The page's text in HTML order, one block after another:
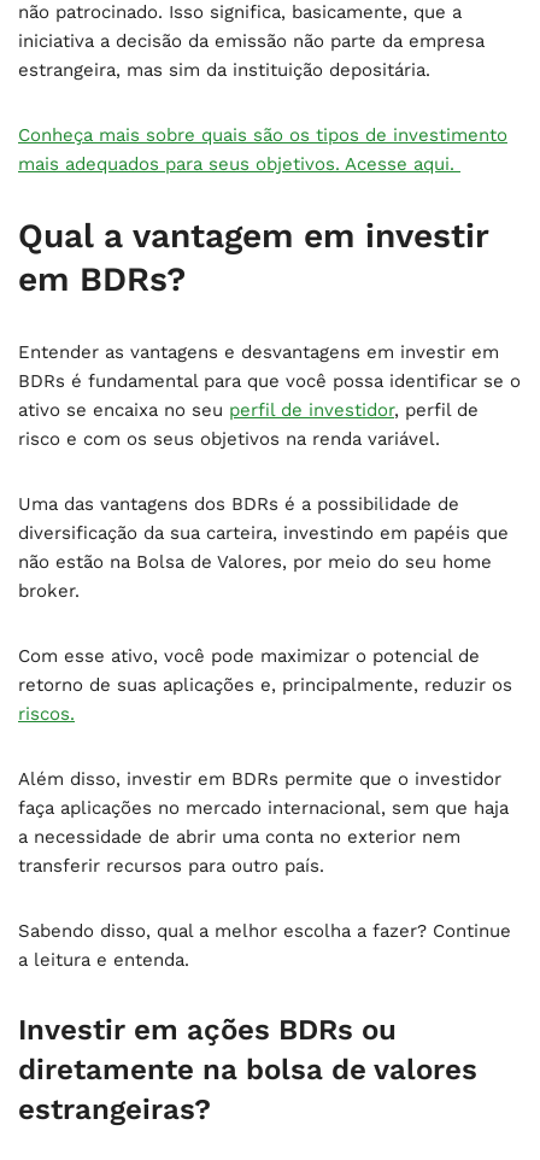
não patrocinado. Isso significa, basicamente, que a
iniciativa a decisão da emissão não parte da empresa
estrangeira, mas sim da instituição depositária.
Conheça mais sobre quais são os tipos de investimento
mais adequados para seus objetivos. Acesse aqui.
Qual a vantagem em investir
em BDRs?
Entender as vantagens e desvantagens em investir em
BDRs é fundamental para que você possa identificar se o
ativo se encaixa no seu perfil de investidor, perfil de
risco e com os seus objetivos na renda variável.
Uma das vantagens dos BDRs é a possibilidade de
diversificação da sua carteira, investindo em papéis que
não estão na Bolsa de Valores, por meio do seu home
broker.
Com esse ativo, você pode maximizar o potencial de
retorno de suas aplicações e, principalmente, reduzir os
riscos.
Além disso, investir em BDRs permite que o investidor
faça aplicações no mercado internacional, sem que haja
a necessidade de abrir uma conta no exterior nem
transferir recursos para outro país.
Sabendo disso, qual a melhor escolha a fazer? Continue
a leitura e entenda.
Investir em ações BDRs ou
diretamente na bolsa de valores
estrangeiras?